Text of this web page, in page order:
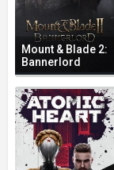
Mount & Blade 2:
Bannerlord